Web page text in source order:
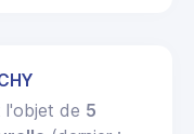
l'objet de 5